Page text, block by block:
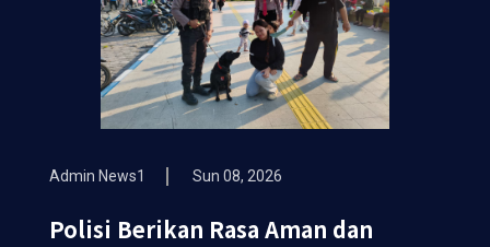
Admin News1 Sun 08, 2026
Polisi Berikan Rasa Aman dan